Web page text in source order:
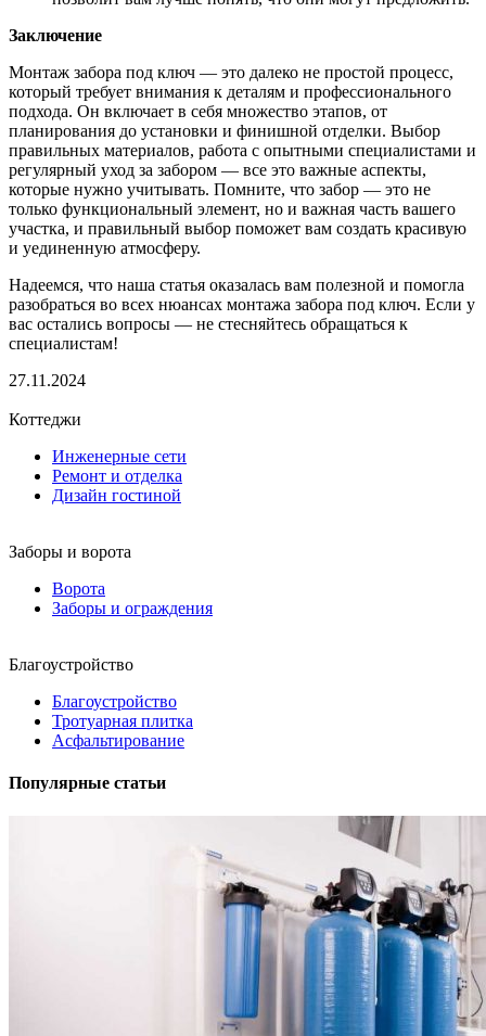
Заключение
Монтаж забора под ключ — это далеко не простой процесс,
который требует внимания к деталям и профессионального
подхода. Он включает в себя множество этапов, от
планирования до установки и финишной отделки. Выбор
правильных материалов, работа с опытными специалистами и
регулярный уход за забором — все это важные аспекты,
которые нужно учитывать. Помните, что забор — это не
только функциональный элемент, но и важная часть вашего
участка, и правильный выбор поможет вам создать красивую
и уединенную атмосферу.
Надеемся, что наша статья оказалась вам полезной и помогла
разобраться во всех нюансах монтажа забора под ключ. Если у
вас остались вопросы — не стесняйтесь обращаться к
специалистам!
27.11.2024
Коттеджи
Инженерные сети
Ремонт и отделка
Дизайн гостиной
Заборы и ворота
Ворота
Заборы и ограждения
Благоустройство
Благоустройство
Тротуарная плитка
Асфальтирование
Популярные статьи